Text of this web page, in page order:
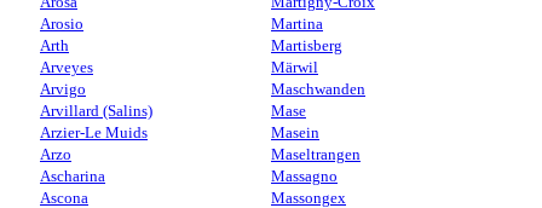
Arosio
Arth
Arveyes
Arvigo
Arvillard (Salins)
Arzier-Le Muids
Arzo
Ascharina
Ascona
Martina
Martisberg
Märwil
Maschwanden
Mase
Masein
Maseltrangen
Massagno
Massongex